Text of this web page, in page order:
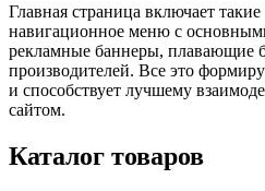
Главная страница включает
навигационное меню с
рекламные баннеры, плавающие
производителей. Все это
и способствует лучшему
сайтом.
Каталог товаров